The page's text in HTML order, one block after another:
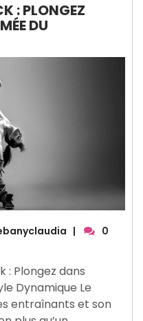
: PLONGEZ
DU
|
0
: Plongez dans
Dynamique Le
entraînants et son